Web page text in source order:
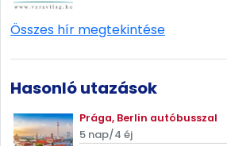
Összes hír megtekintése
Hasonló utazások
Prága, Berlin autóbusszal
5 nap/4 éj